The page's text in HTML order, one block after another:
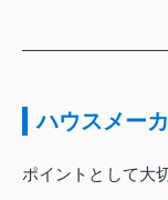
ハウスメー
ポイントとして大